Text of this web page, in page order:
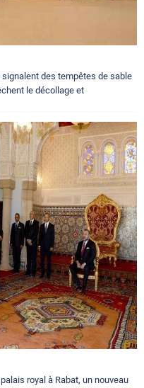
des tempêtes de sable
le décollage et
royal à Rabat, un nouveau